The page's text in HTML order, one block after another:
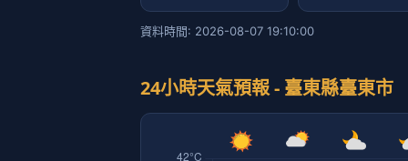
資料時間: 2026-08-07 19:10:00
24小時天氣預報 - 臺東縣臺東市